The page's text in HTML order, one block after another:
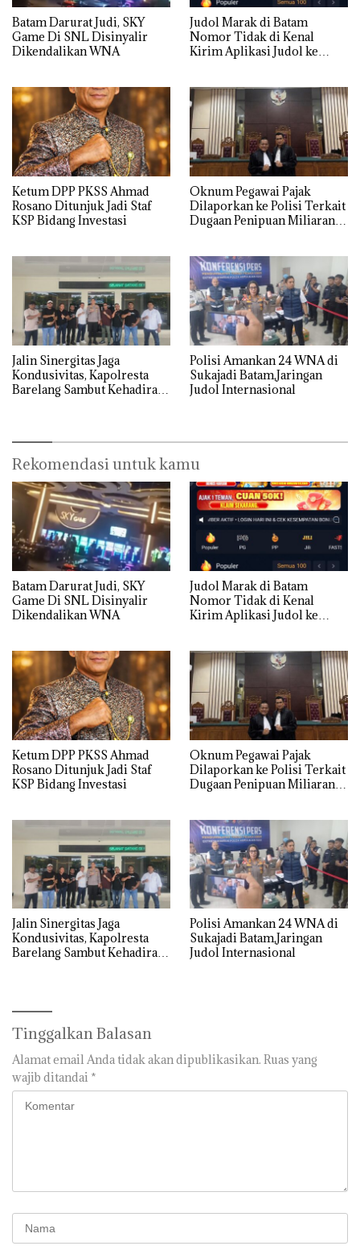
Batam Darurat Judi, SKY
Game Di SNL Disinyalir
Dikendalikan WNA
Judol Marak di Batam
Nomor Tidak di Kenal
Kirim Aplikasi Judol ke
Ketum DPP PKSS Ahmad
Rosano Ditunjuk Jadi Staf
KSP Bidang Investasi
Oknum Pegawai Pajak
Dilaporkan ke Polisi Terkait
Dugaan Penipuan Miliaran
Jalin Sinergitas Jaga
Kondusivitas, Kapolresta
Barelang Sambut Kehadiran
Polisi Amankan 24 WNA di
Sukajadi Batam,Jaringan
Judol Internasional
Rekomendasi untuk kamu
Batam Darurat Judi, SKY
Game Di SNL Disinyalir
Dikendalikan WNA
Judol Marak di Batam
Nomor Tidak di Kenal
Kirim Aplikasi Judol ke
Ketum DPP PKSS Ahmad
Rosano Ditunjuk Jadi Staf
KSP Bidang Investasi
Oknum Pegawai Pajak
Dilaporkan ke Polisi Terkait
Dugaan Penipuan Miliaran
Jalin Sinergitas Jaga
Kondusivitas, Kapolresta
Barelang Sambut Kehadiran
Polisi Amankan 24 WNA di
Sukajadi Batam,Jaringan
Judol Internasional
Tinggalkan Balasan
Alamat email Anda tidak akan dipublikasikan. Ruas yang
wajib ditandai *